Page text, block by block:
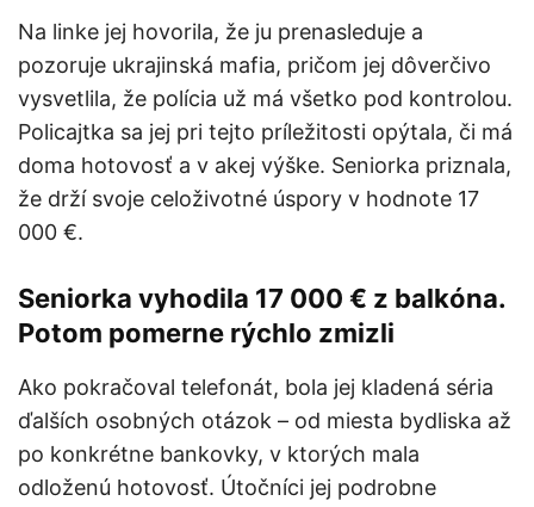
Na linke jej hovorila, že ju prenasleduje a
pozoruje ukrajinská mafia, pričom jej dôverčivo
vysvetlila, že polícia už má všetko pod kontrolou.
Policajtka sa jej pri tejto príležitosti opýtala, či má
doma hotovosť a v akej výške. Seniorka priznala,
že drží svoje celoživotné úspory v hodnote 17
000 €.
Seniorka vyhodila 17 000 € z balkóna.
Potom pomerne rýchlo zmizli
Ako pokračoval telefonát, bola jej kladená séria
ďalších osobných otázok – od miesta bydliska až
po konkrétne bankovky, v ktorých mala
odloženú hotovosť. Útočníci jej podrobne